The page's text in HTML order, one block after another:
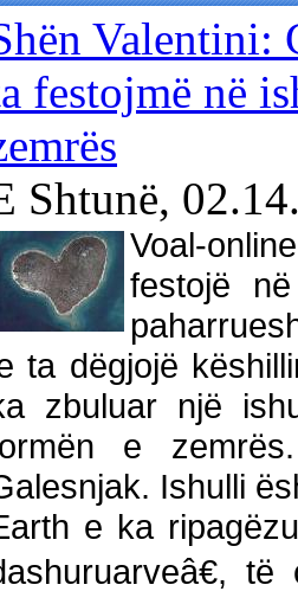
Valentini:
festojmë në
Shtunë,
Voal-
festojë
ta dëgjojë
zbuluar një
e
Ishulli
e ka